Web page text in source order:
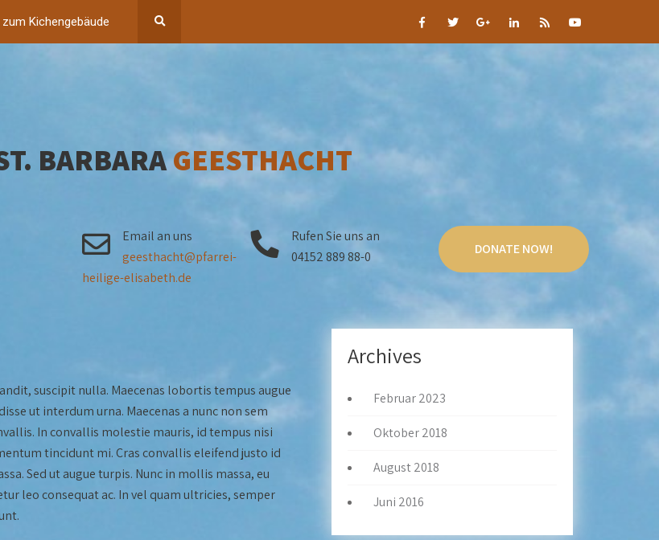
Kichengebäude
BARBARAGEESTHACHT
Email an uns
geesthacht@pfarrei-
heilige-elisabeth.de
Rufen Sie uns an
04152 889 88-0
DONATE NOW!
suscipit nulla. Maecenas lobortis tempus augue
ut interdum urna. Maecenas a nunc non sem
In convallis molestie mauris, id tempus nisi
tincidunt mi. Cras convallis eleifend justo id
Sed ut augue turpis. Nunc in mollis massa, eu
leo consequat ac. In vel quam ultricies, semper
Archives
Februar 2023
Oktober 2018
August 2018
Juni 2016